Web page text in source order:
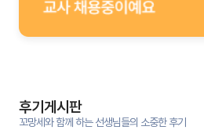
후기게시판
꼬망세와 함께 하는 선생님들의 소중한 후기